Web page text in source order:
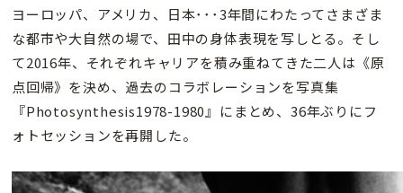
ヨーロッパ、アメリカ、日本･･･3年間にわたってさまざま
な都市や大自然の場で、田中の身体表現を写しとる。そし
て2016年、それぞれキャリアを積み重ねてきた二人は《原
点回帰》を決め、過去のコラボレーションを写真集
『Photosynthesis1978-1980』にまとめ、36年ぶりにフ
ォトセッションを再開した。